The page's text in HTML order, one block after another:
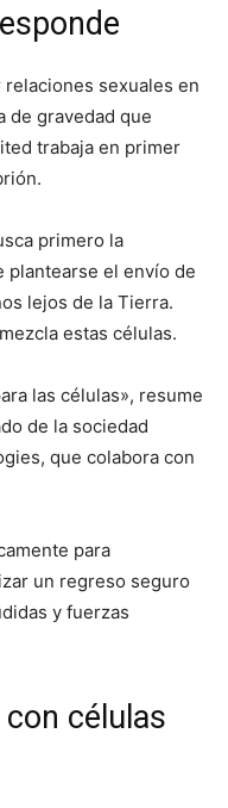
sexuales en
de gravedad que
trabaja en primer
primero la
plantearse el envío de
lejos de la Tierra.
estas células.
las células», resume
de la sociedad
que colabora con
para
un regreso seguro
y fuerzas
células